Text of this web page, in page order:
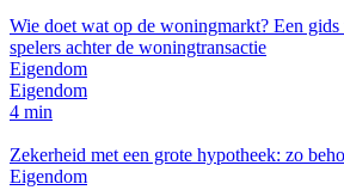
Wie doet wat op de woningmarkt? Een
spelers achter de woningtransactie
Eigendom
Eigendom
4 min
Zekerheid met een grote hypotheek: zo
Eigendom